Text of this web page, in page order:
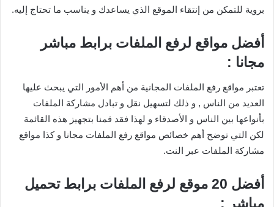
بروية للتمكن من إنتقاء الموقع الذي يساعدك و يناسب ما تحتاج إليه.
أفضل مواقع لرفع الملفات برابط مباشر
مجانا :
تعتبر مواقع رفع الملفات المجانية من أهم الأمور التي يبحث عليها
العديد من الناس , و ذلك لتسهيل نقل و تبادل مشاركة الملفات
بأنواعها بين الناس و الأصدقاء و لهذا فقد قمنا بتجهيز هذه القائمة
لكن التي توضح أهم خصائص مواقع رفع الملفات مجانا و كذا مواقع
مشاركة الملفات عبر النت.
أفضل 20 موقع لرفع الملفات برابط تحميل
مباشر :